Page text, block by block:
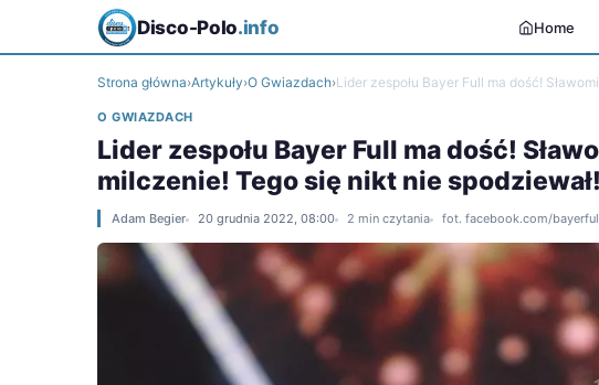
Disco-Polo.info Home
Strona główna›Artykuły›O Gwiazdach›Lider zespołu Bayer Full ma dość!
O GWIAZDACH
Lider zespołu Bayer Full ma dość!
milczenie! Tego się nikt nie spodziewał!
Adam Begier 20 grudnia 2022, 08:00 2 min czytania fot. facebook.com/